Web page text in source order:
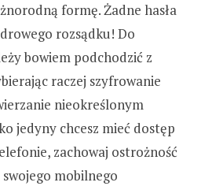
formę. Żadne hasła
rozsądku! Do
bowiem podchodzić z
raczej szyfrowanie
nieokreślonym
jedyny chcesz mieć dostęp
zachowaj ostrożność
mobilnego